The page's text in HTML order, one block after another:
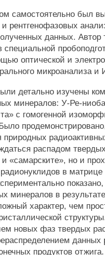
самостоятельно был
рентгенофазовых
данных.
специальной
оптической и
микроанализа и
детально изучены
минералов: У-Ре-
с гомогенной
природных
распадом
«самарските», но и
в матрице
минералов в
характер, чем
новых фаз твердых
данных
продуктов отжига.